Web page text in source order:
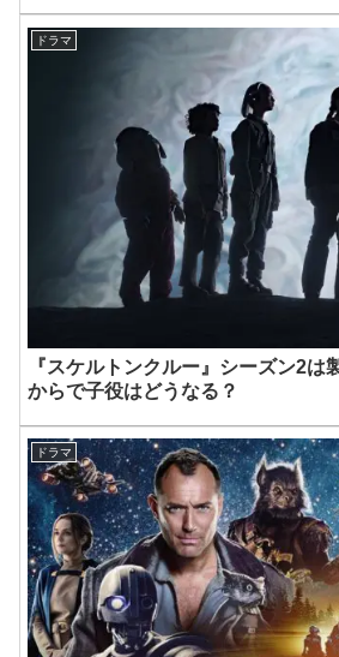
ドラマ
『スケルトンクルー』シーズン2は
からで子役はどうなる？
ドラマ